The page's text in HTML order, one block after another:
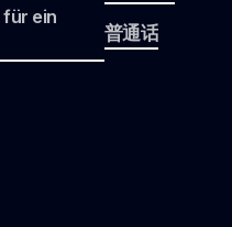
ein
普通话